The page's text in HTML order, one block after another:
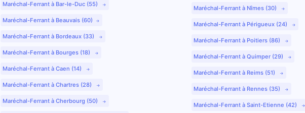
Maréchal-Ferrant à Bar-le-Duc (55)
Maréchal-Ferrant à Beauvais (60)
Maréchal-Ferrant à Bordeaux (33)
Maréchal-Ferrant à Bourges (18)
Maréchal-Ferrant à Caen (14)
Maréchal-Ferrant à Chartres (28)
Maréchal-Ferrant à Cherbourg (50)
Maréchal-Ferrant à Nîmes (30)
Maréchal-Ferrant à Périgueux (24)
Maréchal-Ferrant à Poitiers (86)
Maréchal-Ferrant à Quimper (29)
Maréchal-Ferrant à Reims (51)
Maréchal-Ferrant à Rennes (35)
Maréchal-Ferrant à Saint-Etienne (42)